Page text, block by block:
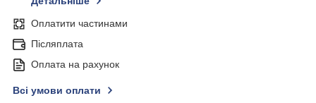
Оплатити частинами
Післяплата
Оплата на рахунок
Всі умови оплати